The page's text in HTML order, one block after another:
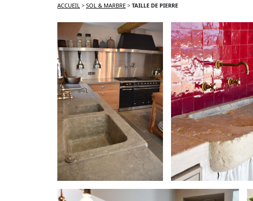
ACCUEIL > SOL & MARBRE > TAILLE DE PIERRE